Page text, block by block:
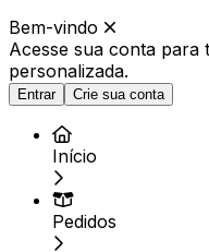
Bem-vindo
Acesse sua conta para
personalizada.
Entrar Crie sua conta
Início
Pedidos